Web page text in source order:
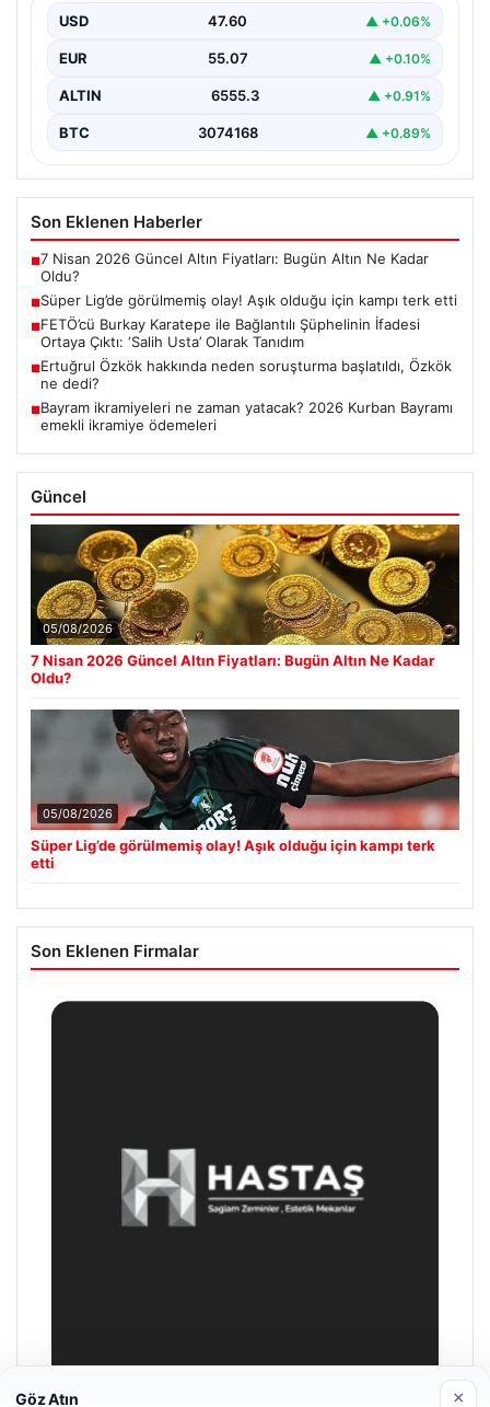
USD 47.60 ▲ +0.06%
EUR 55.07 ▲ +0.10%
ALTIN 6555.3 ▲ +0.91%
BTC 3074168 ▲ +0.89%
Son Eklenen Haberler
■7 Nisan 2026 Güncel Altın Fiyatları: Bugün Altın Ne Kadar
Oldu?
■Süper Lig’de görülmemiş olay! Aşık olduğu için kampı terk etti
■FETÖ’cü Burkay Karatepe ile Bağlantılı Şüphelinin İfadesi
Ortaya Çıktı: ‘Salih Usta’ Olarak Tanıdım
■Ertuğrul Özkök hakkında neden soruşturma başlatıldı, Özkök
ne dedi?
■Bayram ikramiyeleri ne zaman yatacak? 2026 Kurban Bayramı
emekli ikramiye ödemeleri
Güncel
05/08/2026
7 Nisan 2026 Güncel Altın Fiyatları: Bugün Altın Ne Kadar
Oldu?
05/08/2026
Süper Lig’de görülmemiş olay! Aşık olduğu için kampı terk
etti
Son Eklenen Firmalar
Göz Atın ×